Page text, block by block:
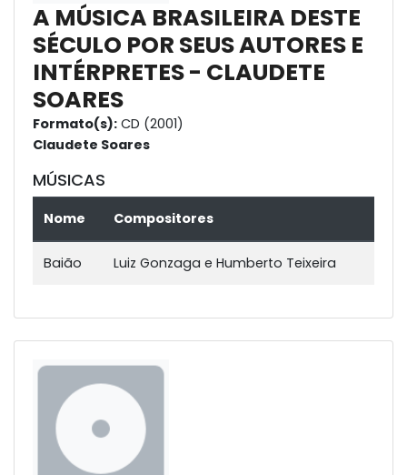
A MÚSICA BRASILEIRA DESTE
SÉCULO POR SEUS AUTORES E
INTÉRPRETES - CLAUDETE
SOARES
Formato(s): CD (2001)
Claudete Soares
MÚSICAS
Nome Compositores
Baião Luiz Gonzaga e Humberto Teixeira